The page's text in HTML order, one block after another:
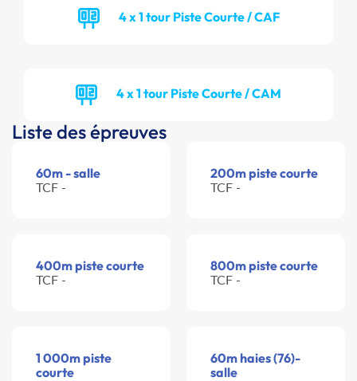
4 x 1 tour Piste Courte / CAF
4 x 1 tour Piste Courte / CAM
Liste des épreuves
60m - salle
TCF -
200m piste courte
TCF -
400m piste courte
TCF -
800m piste courte
TCF -
1 000m piste
courte
60m haies (76)-
salle